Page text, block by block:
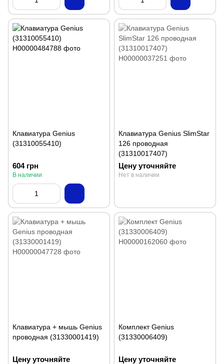
Клавиатура Genius
(31310055410)
604 грн
В наличии
Клавиатура Genius SlimStar
126 проводная
(31310017407)
Цену уточняйте
Нет в наличии
Клавиатура + мышь Genius
проводная (31330001419)
Цену уточняйте
Комплект Genius
(31330006409)
Цену уточняйте